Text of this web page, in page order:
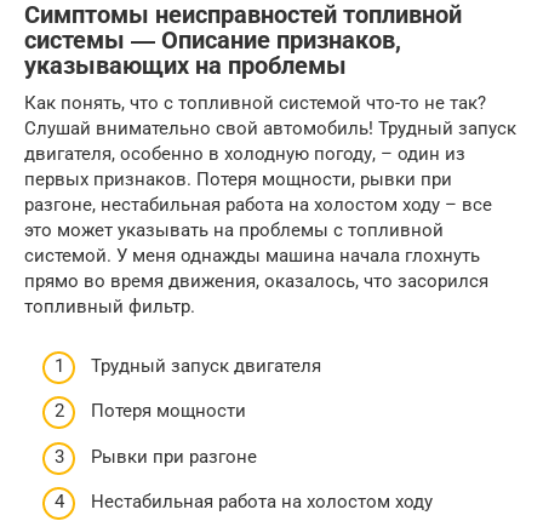
Симптомы неисправностей топливной
системы ― Описание признаков,
указывающих на проблемы
Как понять, что с топливной системой что-то не так?
Слушай внимательно свой автомобиль! Трудный запуск
двигателя, особенно в холодную погоду, – один из
первых признаков. Потеря мощности, рывки при
разгоне, нестабильная работа на холостом ходу – все
это может указывать на проблемы с топливной
системой. У меня однажды машина начала глохнуть
прямо во время движения, оказалось, что засорился
топливный фильтр.
Трудный запуск двигателя
Потеря мощности
Рывки при разгоне
Нестабильная работа на холостом ходу